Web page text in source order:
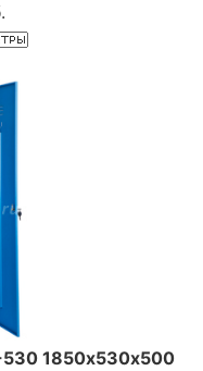
1850х530х500